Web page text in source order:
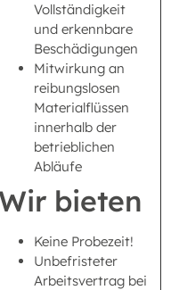
Vollständigkeit
und erkennbare
Beschädigungen
Mitwirkung an
reibungslosen
Materialflüssen
innerhalb der
betrieblichen
Abläufe
bieten
Keine Probezeit!
Unbefristeter
Arbeitsvertrag bei